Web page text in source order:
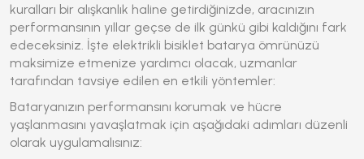
kuralları bir alışkanlık haline getirdiğinizde, aracınızın
performansının yıllar geçse de ilk günkü gibi kaldığını fark
edeceksiniz. İşte elektrikli bisiklet batarya ömrünüzü
maksimize etmenize yardımcı olacak, uzmanlar
tarafından tavsiye edilen en etkili yöntemler:
Bataryanızın performansını korumak ve hücre
yaşlanmasını yavaşlatmak için aşağıdaki adımları düzenli
olarak uygulamalısınız: